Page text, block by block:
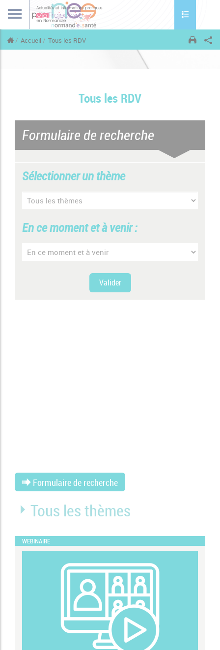
Toggle
Accueil Tous les RDV
Tous les RDV
Formulaire de recherche
Sélectionner un thème
En ce moment et à venir :
Formulaire de recherche
Tous les thèmes
WEBINAIRE